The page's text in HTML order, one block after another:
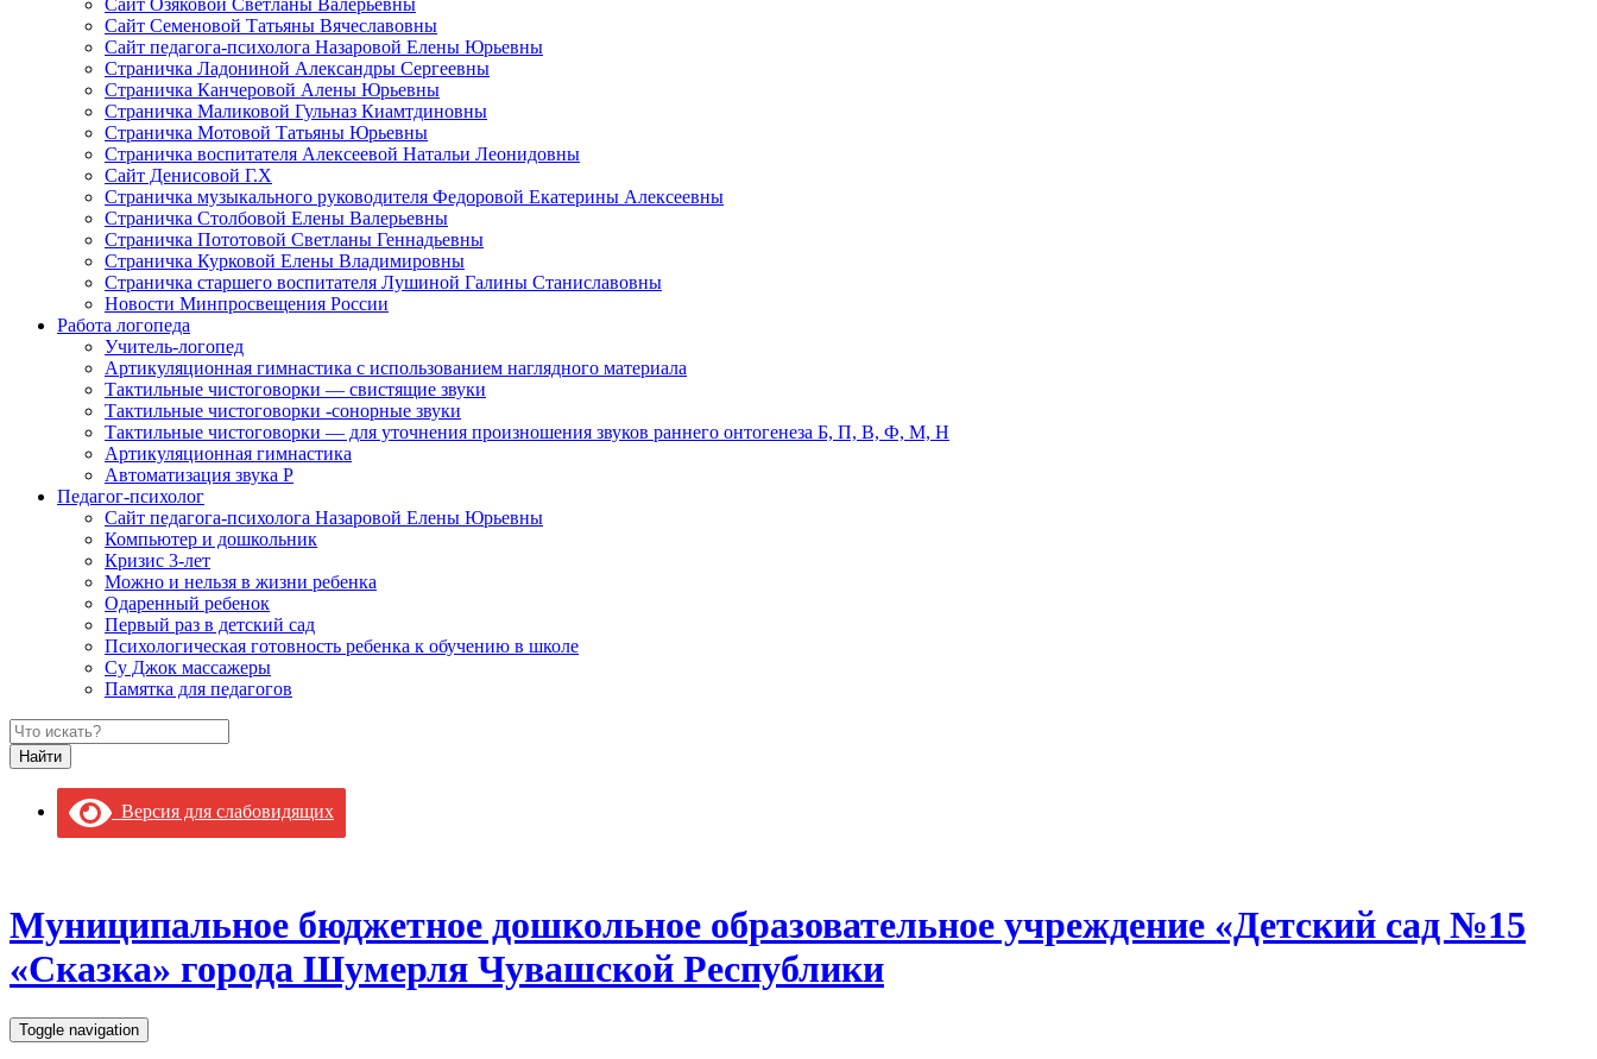
Сайт Озяковой Светланы Валерьевны
Сайт Семеновой Татьяны Вячеславовны
Сайт педагога-психолога Назаровой Елены Юрьевны
Страничка Ладониной Александры Сергеевны
Страничка Канчеровой Алены Юрьевны
Страничка Маликовой Гульназ Киамтдиновны
Страничка Мотовой Татьяны Юрьевны
Cтраничка воспитателя Алексеевой Натальи Леонидовны
Сайт Денисовой Г.Х
Страничка музыкального руководителя Федоровой Екатерины Алексеевны
Страничка Столбовой Елены Валерьевны
Страничка Пототовой Светланы Геннадьевны
Страничка Курковой Елены Владимировны
Страничка старшего воспитателя Лушиной Галины Станиславовны
Новости Минпросвещения России
Работа логопеда
Учитель-логопед
Артикуляционная гимнастика с использованием наглядного материала
Тактильные чистоговорки — свистящие звуки
Тактильные чистоговорки -сонорные звуки
Тактильные чистоговорки — для уточнения произношения звуков раннего онтогенеза Б, П, В, Ф, М, Н
Артикуляционная гимнастика
Автоматизация звука Р
Педагог-психолог
Сайт педагога-психолога Назаровой Елены Юрьевны
Компьютер и дошкольник
Кризис 3-лет
Можно и нельзя в жизни ребенка
Одаренный ребенок
Первый раз в детский сад
Психологическая готовность ребенка к обучению в школе
Су Джок массажеры
Памятка для педагогов
Версия для слабовидящих
Муниципальное бюджетное дошкольное образовательное учреждение «Детский сад №15
«Сказка» города Шумерля Чувашской Республики
Toggle navigation